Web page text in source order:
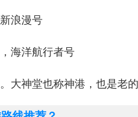
浪漫号
海洋航行者号
大神堂也称神港，也是老